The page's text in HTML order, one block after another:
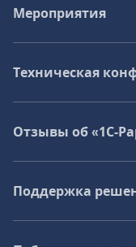
Мероприятия
Техническая
Отзывы об «1С-
Поддержка